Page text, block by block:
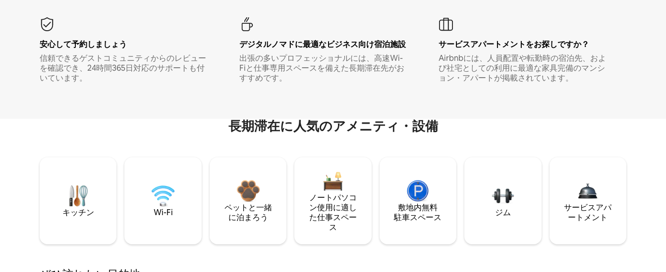
安心して予約しましょう
信頼できるゲストコミュニティからのレビュー
を確認でき、24時間365日対応のサポートも付
いています。
デジタルノマド⁠に最⁠適⁠なビ⁠ジ⁠ネ⁠ス⁠向⁠け宿⁠泊⁠施⁠設
出張の多いプロフェッショナルには、高速Wi-
Fiと仕事専用スペースを備えた長期滞在先がお
すすめです。
サービスアパートメントをお探しですか？
Airbnbには、人員配置や転勤時の宿泊先、およ
び社宅としての利用に最適な家具完備のマンシ
ョン・アパートが掲載されています。
長期滞在に人気のアメニティ・設備
キッチン Wi-Fi
ペットと一緒
に泊まろう
ノートパソコ
ン使用に適し
た仕事スペー
ス
敷地内無料
駐⁠車ス⁠ペ⁠ー⁠ス
ジム
サービスアパ
ートメント